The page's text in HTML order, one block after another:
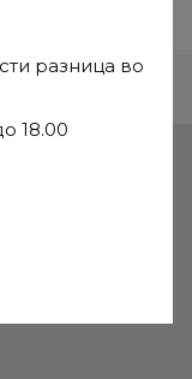
разница во
18.00